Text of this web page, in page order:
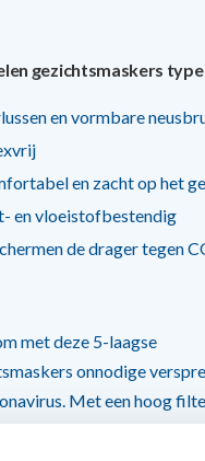
gezichtsmaskers type
en vormbare
en zacht op het
en vloeistofbestendig
de drager tegen
met deze 5-laagse
onnodige
Met een hoog
zorg je